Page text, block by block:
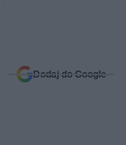
Dodaj do Google